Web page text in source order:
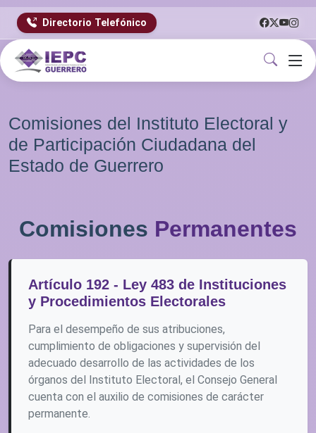
Directorio Telefónico
Comisiones del Instituto Electoral y
de Participación Ciudadana del
Estado de Guerrero
Comisiones Permanentes
Artículo 192 - Ley 483 de Instituciones
y Procedimientos Electorales
Para el desempeño de sus atribuciones,
cumplimiento de obligaciones y supervisión del
adecuado desarrollo de las actividades de los
órganos del Instituto Electoral, el Consejo General
cuenta con el auxilio de comisiones de carácter
permanente.